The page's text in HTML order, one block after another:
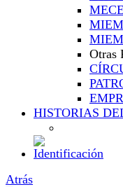
Otras
HISTORIAS
Atrás